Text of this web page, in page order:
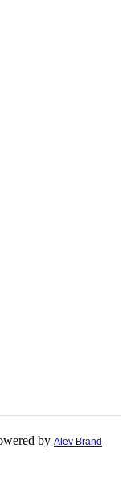
by Alev Brand